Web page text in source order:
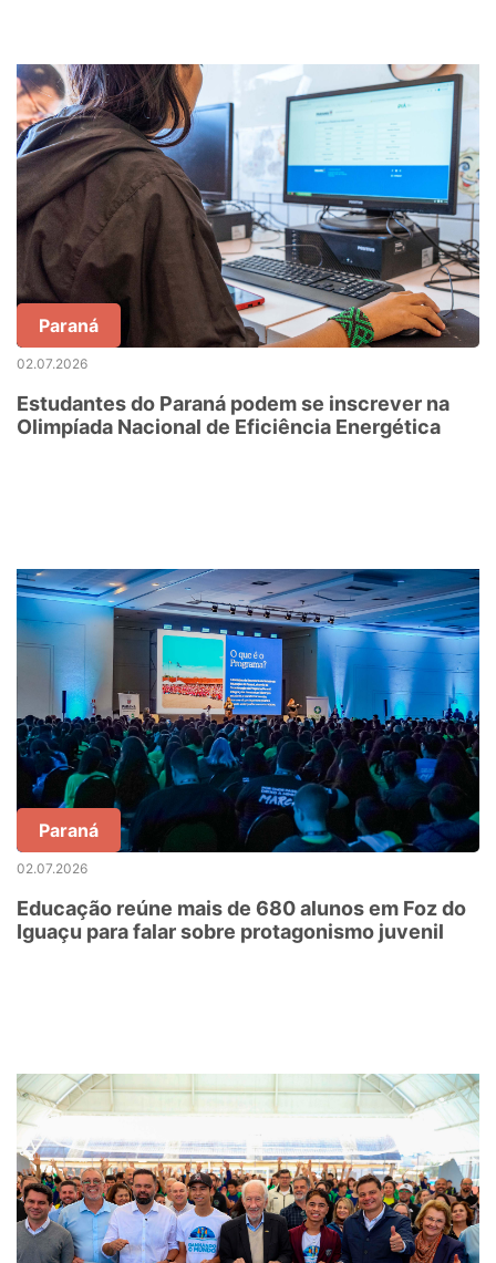
Paraná
02.07.2026
Estudantes do Paraná podem se inscrever na
Olimpíada Nacional de Eficiência Energética
Paraná
02.07.2026
Educação reúne mais de 680 alunos em Foz do
Iguaçu para falar sobre protagonismo juvenil